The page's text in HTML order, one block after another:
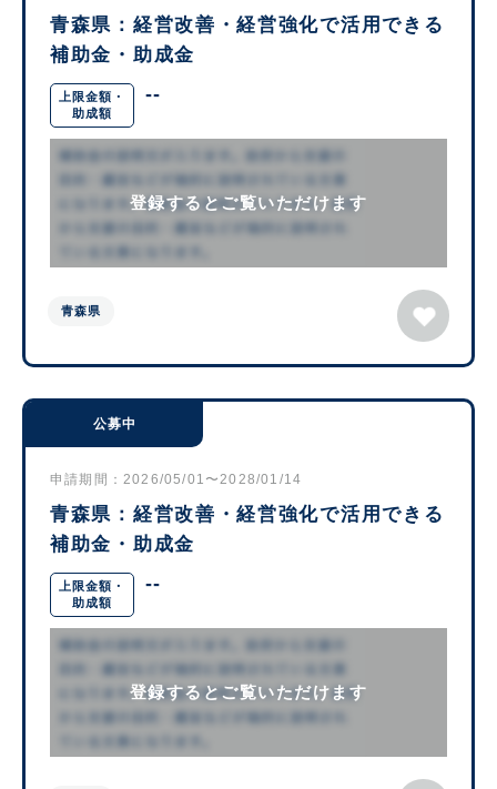
青森県：経営改善・経営強化で活用できる
補助金・助成金
上限金額・
助成額
--
登録するとご覧いただけます
青森県
公募中
申請期間：2026/05/01〜2028/01/14
青森県：経営改善・経営強化で活用できる
補助金・助成金
上限金額・
助成額
--
登録するとご覧いただけます